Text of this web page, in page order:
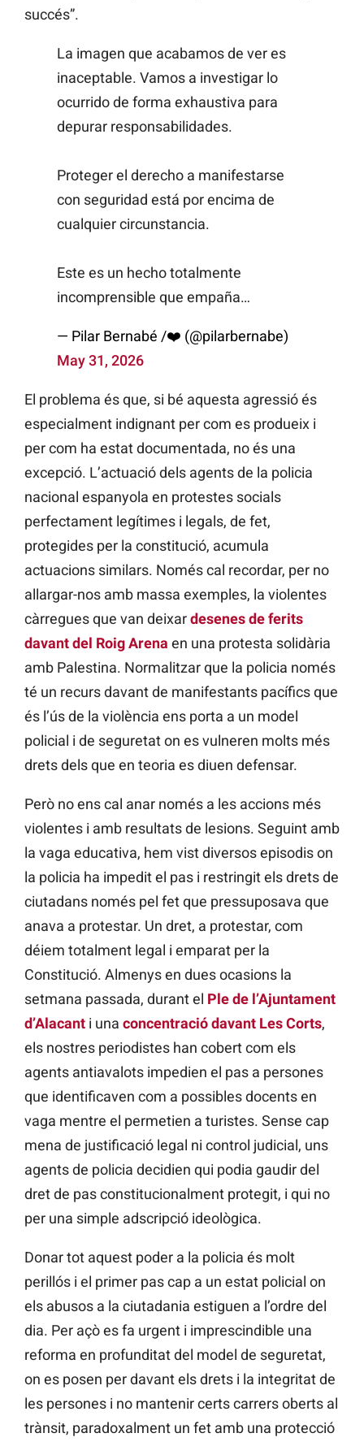
succés”.
La imagen que acabamos de ver es
inaceptable. Vamos a investigar lo
ocurrido de forma exhaustiva para
depurar responsabilidades.
Proteger el derecho a manifestarse
con seguridad está por encima de
cualquier circunstancia.
Este es un hecho totalmente
incomprensible que empaña…
— Pilar Bernabé /❤️ (@pilarbernabe)
May 31, 2026
El problema és que, si bé aquesta agressió és
especialment indignant per com es produeix i
per com ha estat documentada, no és una
excepció. L’actuació dels agents de la policia
nacional espanyola en protestes socials
perfectament legítimes i legals, de fet,
protegides per la constitució, acumula
actuacions similars. Només cal recordar, per no
allargar-nos amb massa exemples, la violentes
càrregues que van deixardesenes de ferits
davant del Roig Arena en una protesta solidària
amb Palestina. Normalitzar que la policia només
té un recurs davant de manifestants pacífics que
és l’ús de la violència ens porta a un model
policial i de seguretat on es vulneren molts més
drets dels que en teoria es diuen defensar.
Però no ens cal anar només a les accions més
violentes i amb resultats de lesions. Seguint amb
la vaga educativa, hem vist diversos episodis on
la policia ha impedit el pas i restringit els drets de
ciutadans només pel fet que pressuposava que
anava a protestar. Un dret, a protestar, com
déiem totalment legal i emparat per la
Constitució. Almenys en dues ocasions la
setmana passada, durant el Ple de l’Ajuntament
d’Alacant i una concentració davant Les Corts,
els nostres periodistes han cobert com els
agents antiavalots impedien el pas a persones
que identificaven com a possibles docents en
vaga mentre el permetien a turistes. Sense cap
mena de justificació legal ni control judicial, uns
agents de policia decidien qui podia gaudir del
dret de pas constitucionalment protegit, i qui no
per una simple adscripció ideològica.
Donar tot aquest poder a la policia és molt
perillós i el primer pas cap a un estat policial on
els abusos a la ciutadania estiguen a l’ordre del
dia. Per açò es fa urgent i imprescindible una
reforma en profunditat del model de seguretat,
on es posen per davant els drets i la integritat de
les persones i no mantenir certs carrers oberts al
trànsit, paradoxalment un fet amb una protecció